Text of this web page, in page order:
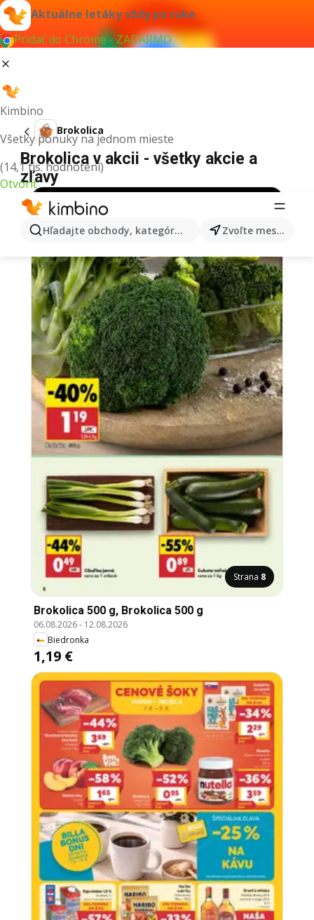
Aktuálne letáky vždy po ruke
Pridať do Chrome - ZADARMO
Kimbino
Všetky ponuky na jednom mieste
(14,1 tis. hodnotení)
Otvoriť
Hľadajte obchody, kategórie, produkty... Zvoľte mesto
Brokolica
Brokolica v akcii - všetky akcie a
zľavy
Strana 8
Brokolica 500 g, Brokolica 500 g
06.08.2026- 12.08.2026
Biedronka
1,19 €